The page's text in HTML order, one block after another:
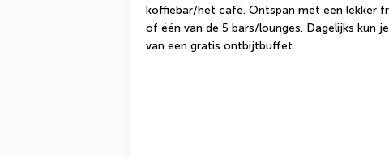
koffiebar/het café. Ontspan met een lekker
of één van de 5 bars/lounges. Dagelijks kun
van een gratis ontbijtbuffet.